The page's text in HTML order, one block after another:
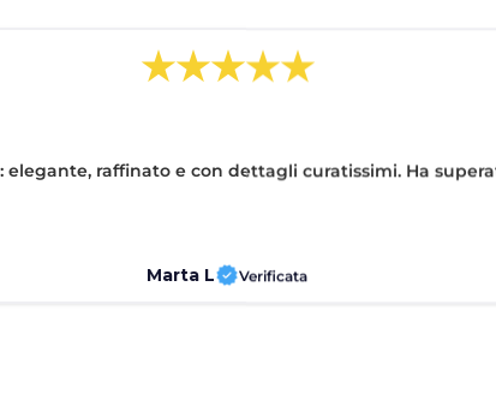
★★★★★
elegante, raffinato e con dettagli curatissimi. Ha
Marta L Verificata